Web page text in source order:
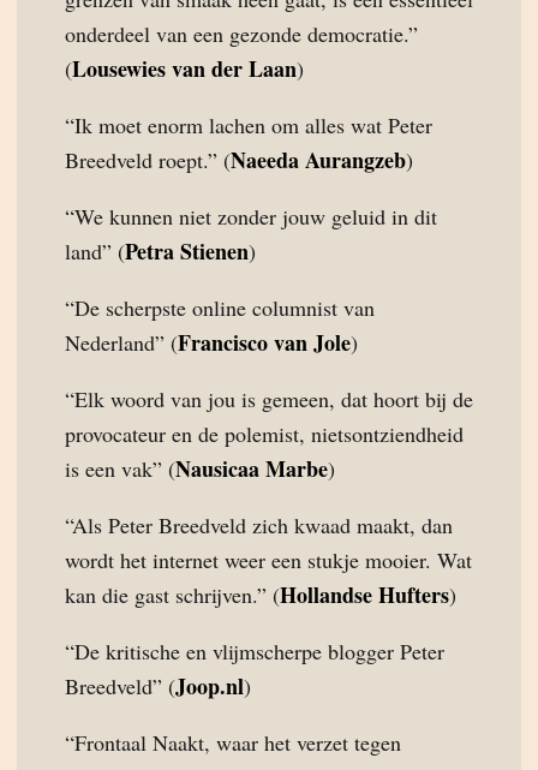
onderdeel van een gezonde democratie.”
(Lousewies van der Laan)
“Ik moet enorm lachen om alles wat Peter
Breedveld roept.” (Naeeda Aurangzeb)
“We kunnen niet zonder jouw geluid in dit
land” (Petra Stienen)
“De scherpste online columnist van
Nederland” (Francisco van Jole)
“Elk woord van jou is gemeen, dat hoort bij de
provocateur en de polemist, nietsontziendheid
is een vak” (Nausicaa Marbe)
“Als Peter Breedveld zich kwaad maakt, dan
wordt het internet weer een stukje mooier. Wat
kan die gast schrijven.” (Hollandse Hufters)
“De kritische en vlijmscherpe blogger Peter
Breedveld” (Joop.nl)
“Frontaal Naakt, waar het verzet tegen